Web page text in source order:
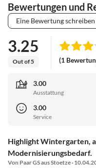
Bewertungen und
Eine Bewertung schreiben
3.25
Out of 5 (1
3.00
Ausstattung
3.00
Service
Highlight Wintergarten,
Modernisierungsbedarf.
Von Paar GS aus Stoetze ·